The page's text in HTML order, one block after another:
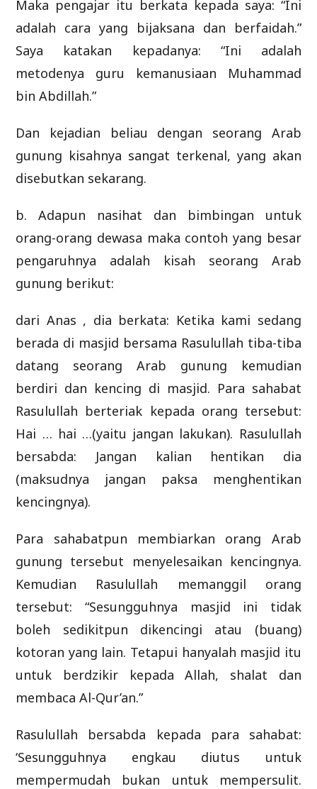
Maka pengajar itu berkata kepada saya: “Ini
adalah cara yang bijaksana dan berfaidah.”
Saya katakan kepadanya: “Ini adalah
metodenya guru kemanusiaan Muhammad
bin Abdillah.”
Dan kejadian beliau dengan seorang Arab
gunung kisahnya sangat terkenal, yang akan
disebutkan sekarang.
b. Adapun nasihat dan bimbingan untuk
orang-orang dewasa maka contoh yang besar
pengaruhnya adalah kisah seorang Arab
gunung berikut:
dari Anas , dia berkata: Ketika kami sedang
berada di masjid bersama Rasulullah tiba-tiba
datang seorang Arab gunung kemudian
berdiri dan kencing di masjid. Para sahabat
Rasulullah berteriak kepada orang tersebut:
Hai … hai …(yaitu jangan lakukan). Rasulullah
bersabda: Jangan kalian hentikan dia
(maksudnya jangan paksa menghentikan
kencingnya).
Para sahabatpun membiarkan orang Arab
gunung tersebut menyelesaikan kencingnya.
Kemudian Rasulullah memanggil orang
tersebut: “Sesungguhnya masjid ini tidak
boleh sedikitpun dikencingi atau (buang)
kotoran yang lain. Tetapui hanyalah masjid itu
untuk berdzikir kepada Allah, shalat dan
membaca Al-Qur’an.”
Rasulullah bersabda kepada para sahabat:
‘Sesungguhnya engkau diutus untuk
mempermudah bukan untuk mempersulit.